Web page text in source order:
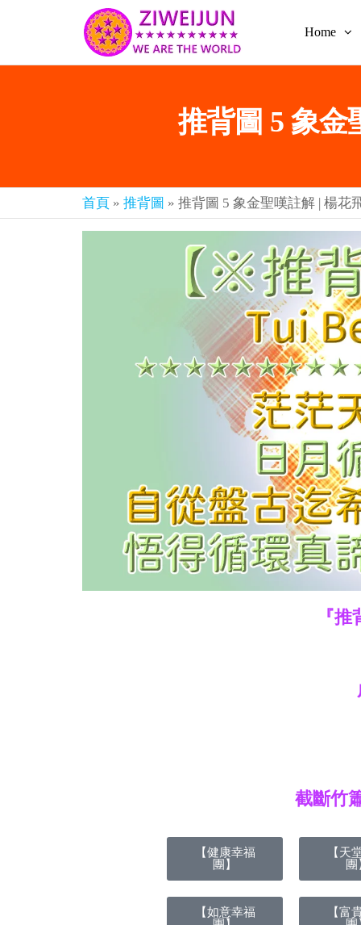
紫薇
《推
預
言-
紫薇
君寰
宇傳
奇官
網
世
主
人
都
彌
賽
亞-
個
個
都
是
救
世
主
Home
推背圖 5 象金
首頁 » 推背圖 » 推背圖 5 象金聖嘆註解 | 楊花
『
截斷竹
【健康幸福
團】
【如意幸福
【天
團
【富